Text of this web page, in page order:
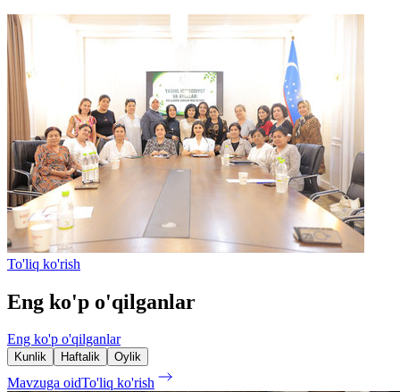
To'liq ko'rish
Eng ko'p o'qilganlar
Eng ko'p o'qilganlar
Kunlik Haftalik Oylik
Mavzuga oidTo'liq ko'rish